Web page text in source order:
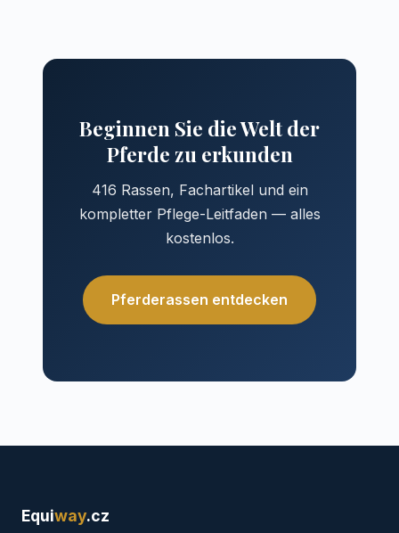
Beginnen Sie die Welt der
Pferde zu erkunden
416 Rassen, Fachartikel und ein
kompletter Pflege-Leitfaden — alles
kostenlos.
Pferderassen entdecken
Equiway.cz